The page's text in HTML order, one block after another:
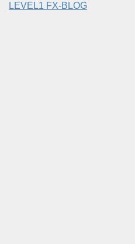
LEVEL1 FX-BLOG